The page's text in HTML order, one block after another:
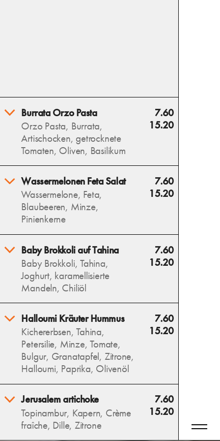
Burrata Orzo Pasta
Orzo Pasta, Burrata,
Artischocken, getrocknete
Tomaten, Oliven, Basilikum
7.60
15.20
Allergens
Burrata Orzo Pasta vereint
cremige Burrata, zarte Orzo,
aromatische Artischocken,
getrocknete Tomaten, Oliven
und frischen Basilikum – ein
mediterraner Genuss.
Wassermelonen Feta Salat
Wassermelone, Feta,
Blaubeeren, Minze,
Pinienkerne
7.60
15.20
Erfrischende Wassermelone,
salziger Feta und süße
Blaubeeren vereinen sich mit
Minze zu einem sommerlich-
leichten Salat.
Baby Brokkoli auf Tahina
Baby Brokkoli, Tahina,
Joghurt, karamellisierte
Mandeln, Chiliöl
7.60
15.20
Wilder, gerösteter Brokkoli
auf cremiger Tahina trifft auf
karamellisierte Mandeln und
eine würzige Note von
Chiliöl – ein intensives
Geschmackserlebnis.
Halloumi Kräuter Hummus
Kichererbsen, Tahina,
Petersilie, Minze, Tomate,
Bulgur, Granatapfel, Zitrone,
Halloumi, Paprika, Olivenöl
7.60
15.20
Cremiger Hummus als Basis,
darauf ein frisches,
abgewandeltes Taboulé und
gegrillter Halloumi – ein
Jerusalem artichoke
Topinambur, Kapern, Crème
fraîche, Dille, Zitrone
7.60
15.20